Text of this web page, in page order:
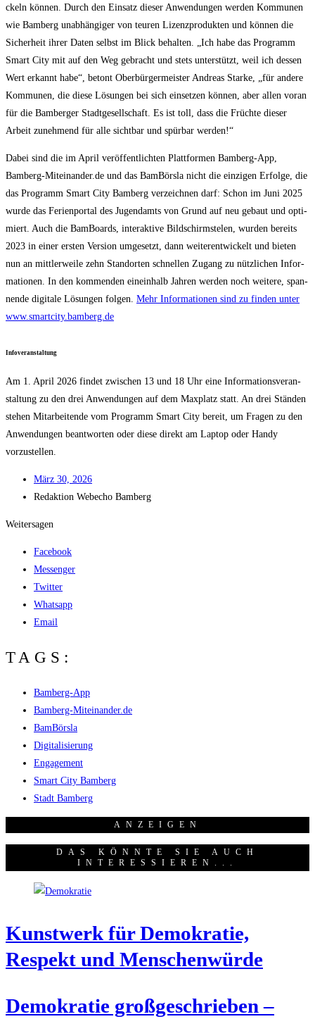
ckeln kön­nen. Durch den Ein­satz die­ser Anwen­dun­gen wer­den Kom­mu­nen
wie Bam­berg unab­hän­gi­ger von teu­ren Lizenz­pro­duk­ten und kön­nen die
Sicher­heit ihrer Daten selbst im Blick behal­ten. „Ich habe das Pro­gramm
Smart City mit auf den Weg gebracht und stets unter­stützt, weil ich des­sen
Wert erkannt habe“, betont Ober­bür­ger­meis­ter Andre­as Star­ke, „für ande­re
Kom­mu­nen, die die­se Lösun­gen bei sich ein­set­zen kön­nen, aber allen vor­an
für die Bam­ber­ger Stadt­ge­sell­schaft. Es ist toll, dass die Früch­te die­ser
Arbeit zuneh­mend für alle sicht­bar und spür­bar werden!“
Dabei sind die im April ver­öf­fent­lich­ten Platt­for­men Bam­berg-App,
Bamberg-Miteinander.de und das Bam­Börs­la nicht die ein­zi­gen Erfol­ge, die
das Pro­gramm Smart City Bam­berg ver­zeich­nen darf: Schon im Juni 2025
wur­de das Feri­en­por­tal des Jugend­amts von Grund auf neu gebaut und opti­
miert. Auch die Bam­Boards, inter­ak­ti­ve Bild­schirm­s­te­len, wur­den bereits
2023 in einer ers­ten Ver­si­on umge­setzt, dann wei­ter­ent­wi­ckelt und bie­ten
nun an mitt­ler­wei­le zehn Stand­or­ten schnel­len Zugang zu nütz­li­chen Infor­
ma­tio­nen. In den kom­men­den ein­ein­halb Jah­ren wer­den noch wei­te­re, span­
nen­de digi­ta­le Lösun­gen fol­gen. Mehr Infor­ma­tio­nen sind zu fin­den unter
www.smartcity.bamberg.de
Info­ver­an­stal­tung
Am 1. April 2026 fin­det zwi­schen 13 und 18 Uhr eine Infor­ma­ti­ons­ver­an­
stal­tung zu den drei Anwen­dun­gen auf dem Max­platz statt. An drei Stän­den
ste­hen Mit­ar­bei­ten­de vom Pro­gramm Smart City bereit, um Fra­gen zu den
Anwen­dun­gen beant­wor­ten oder die­se direkt am Lap­top oder Han­dy
vorzustellen.
März 30, 2026
Redak­ti­on Web­echo Bamberg
Weitersagen
Facebook
Messenger
Twitter
Whatsapp
Email
TAGS:
Bamberg-App
Bamberg-Miteinander.de
BamBörsla
Digitalisierung
Engagement
Smart City Bamberg
Stadt Bamberg
ANZEI­GEN
DAS KÖNNTE SIE AUCH
INTERESSIEREN...
Kunst­werk für Demo­kra­tie,
Respekt und Menschenwürde
Demo­kra­tie groß­ge­schrie­ben –